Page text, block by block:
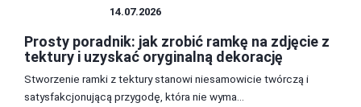
14.07.2026
Prosty poradnik: jak zrobić ramkę na zdjęcie z
tektury i uzyskać oryginalną dekorację
Stworzenie ramki z tektury stanowi niesamowicie twórczą i
satysfakcjonującą przygodę, która nie wyma...